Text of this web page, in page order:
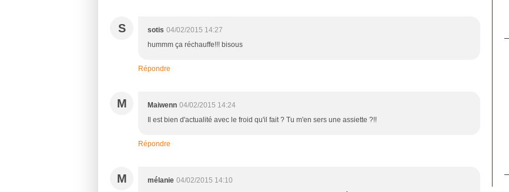
S sotis 04/02/2015 14:27
hummm ça réchauffe!!! bisous
Répondre
M Maiwenn 04/02/2015 14:24
Il est bien d'actualité avec le froid qu'il fait ? Tu m'en sers une assiette ?!!
Répondre
M mélanie 04/02/2015 14:10